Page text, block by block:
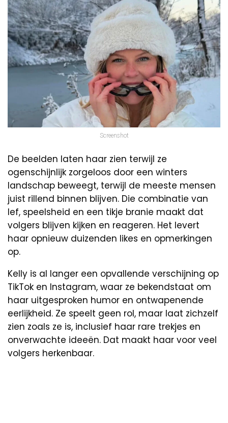
Screenshot
De beelden laten haar zien terwijl ze
ogenschijnlijk zorgeloos door een winters
landschap beweegt, terwijl de meeste mensen
juist rillend binnen blijven. Die combinatie van
lef, speelsheid en een tikje branie maakt dat
volgers blijven kijken en reageren. Het levert
haar opnieuw duizenden likes en opmerkingen
op.
Kelly is al langer een opvallende verschijning op
TikTok en Instagram, waar ze bekendstaat om
haar uitgesproken humor en ontwapenende
eerlijkheid. Ze speelt geen rol, maar laat zichzelf
zien zoals ze is, inclusief haar rare trekjes en
onverwachte ideeën. Dat maakt haar voor veel
volgers herkenbaar.